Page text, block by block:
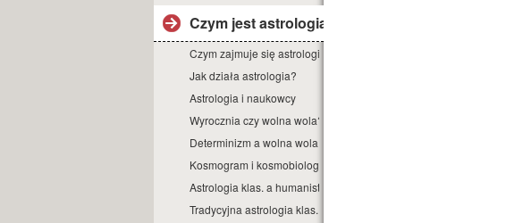
Czym jest astrologia?
Czym zajmuje się astrologia?
Jak działa astrologia?
Astrologia i naukowcy
Wyrocznia czy wolna wola?
Determinizm a wolna wola.
Kosmogram i kosmobiologia.
Astrologia klas. a humanist.
Tradycyjna astrologia klas.